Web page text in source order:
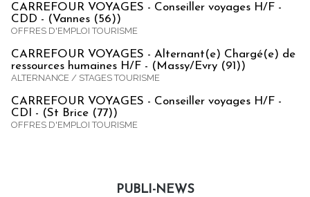
CARREFOUR VOYAGES - Conseiller voyages H/F -
CDD - (Vannes (56))
OFFRES D'EMPLOI TOURISME
CARREFOUR VOYAGES - Alternant(e) Chargé(e) de
ressources humaines H/F - (Massy/Evry (91))
ALTERNANCE / STAGES TOURISME
CARREFOUR VOYAGES - Conseiller voyages H/F -
CDI - (St Brice (77))
OFFRES D'EMPLOI TOURISME
PUBLI-NEWS